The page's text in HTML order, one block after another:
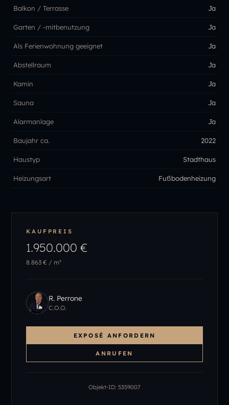
Balkon / Terrasse Ja
Garten / -mitbenutzung Ja
Als Ferienwohnung geeignet Ja
Abstellraum Ja
Kamin Ja
Sauna Ja
Alarmanlage Ja
Baujahr ca. 2022
Haustyp Stadthaus
Heizungsart Fußbodenheizung
KAUFPREIS
1.950.000 €
8.863 € / m²
R. Perrone
C.O.O.
EXPOSÉ ANFORDERN
ANRUFEN
Objekt-ID: 5359007